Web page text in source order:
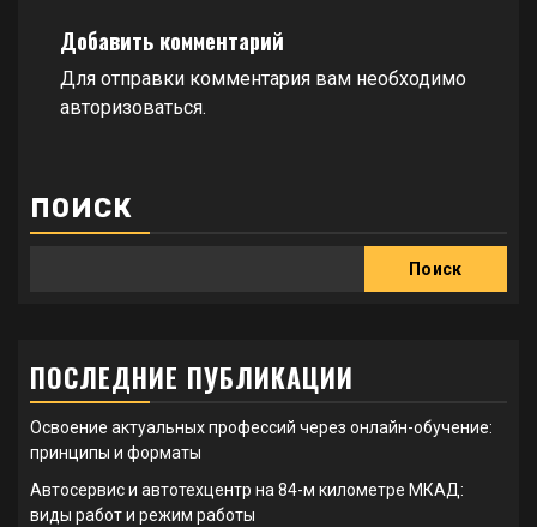
Добавить комментарий
Для отправки комментария вам необходимо
авторизоваться.
ПОИСК
Поиск
ПОСЛЕДНИЕ ПУБЛИКАЦИИ
Освоение актуальных профессий через онлайн-обучение:
принципы и форматы
Автосервис и автотехцентр на 84-м километре МКАД:
виды работ и режим работы